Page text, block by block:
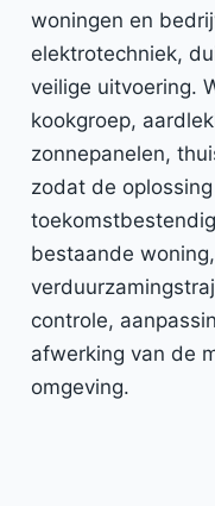
woningen en
elektrotechniek,
veilige uitvoering.
kookgroep,
zonnepanelen,
zodat de
bestaande
controle,
afwerking van de
omgeving.